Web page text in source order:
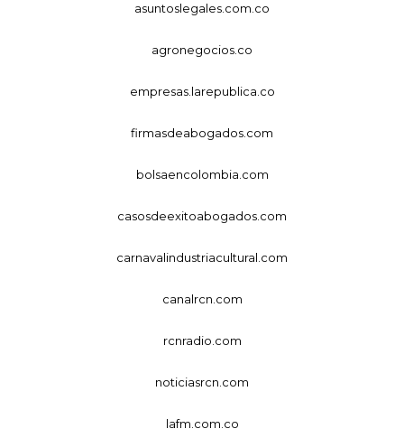
asuntoslegales.com.co
agronegocios.co
empresas.larepublica.co
firmasdeabogados.com
bolsaencolombia.com
casosdeexitoabogados.com
carnavalindustriacultural.com
canalrcn.com
rcnradio.com
noticiasrcn.com
lafm.com.co